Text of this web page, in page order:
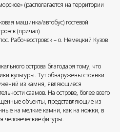
(располагается на территории
машинка/автобус) гостевой
(причал)
Рабочеостровск – о. Немецкий Кузов
острова благодаря тому, что
культуры. Тут обнаружены стоянки
из камня, являющиеся
саамов. На острове, более всего
объекты, представляющие из
на мелкие камни, как на ножки, в
человеческие фигуры.